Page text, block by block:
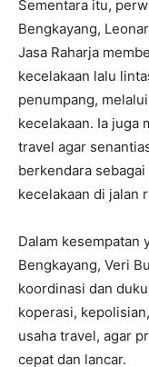
Sementara itu,
Bengkayang,
Jasa Raharja
kecelakaan lalu
penumpang,
kecelakaan. Ia juga
travel agar
berkendara
kecelakaan di jalan
Dalam kesempatan
Bengkayang, Veri
koordinasi dan
koperasi,
usaha travel, agar
cepat dan lancar.